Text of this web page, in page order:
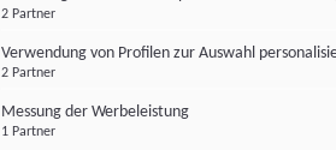
2 Partner
Verwendung von Profilen zur Auswahl
2 Partner
Messung der Werbeleistung
1 Partner